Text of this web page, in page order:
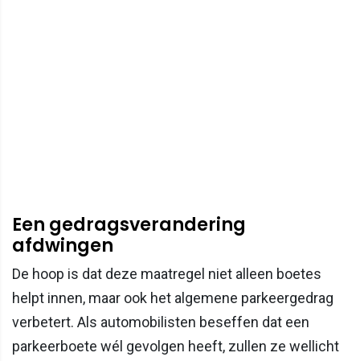
Een gedragsverandering
afdwingen
De hoop is dat deze maatregel niet alleen boetes
helpt innen, maar ook het algemene parkeergedrag
verbetert. Als automobilisten beseffen dat een
parkeerboete wél gevolgen heeft, zullen ze wellicht